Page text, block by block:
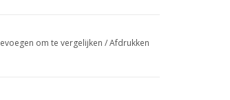
om te vergelijken /Afdrukken